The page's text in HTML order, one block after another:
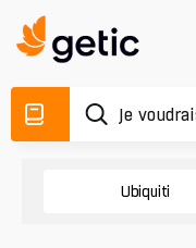
Ubiquiti